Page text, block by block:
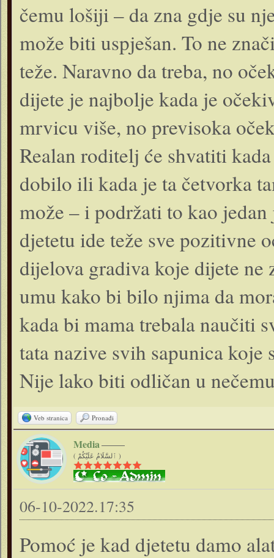
čemu lošiji – da zna gdje su
može biti uspješan. To ne
teže. Naravno da treba, no
dijete je najbolje kada je
mrvicu više, no previsoka
Realan roditelj će shvatiti
dobilo ili kada je ta četvorka
može – i podržati to kao
djetetu ide teže sve pozitivne
dijelova gradiva koje dijete
umu kako bi bilo njima da
kada bi mama trebala naučiti
tata nazive svih sapunica
Nije lako biti odličan u
Veb stranica Pronađi
Media
( ٱلسَّلَامُ عَلَيْكُمْ )
06-10-2022.17:35
Pomoć je kad djetetu damo